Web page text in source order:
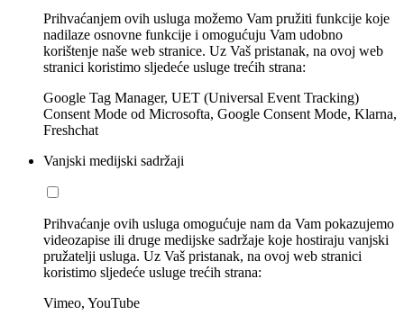
Prihvaćanjem ovih usluga možemo Vam pružiti funkcije koje
nadilaze osnovne funkcije i omogućuju Vam udobno
korištenje naše web stranice. Uz Vaš pristanak, na ovoj web
stranici koristimo sljedeće usluge trećih strana:
Google Tag Manager, UET (Universal Event Tracking)
Consent Mode od Microsofta, Google Consent Mode, Klarna,
Freshchat
Vanjski medijski sadržaji
Prihvaćanje ovih usluga omogućuje nam da Vam pokazujemo
videozapise ili druge medijske sadržaje koje hostiraju vanjski
pružatelji usluga. Uz Vaš pristanak, na ovoj web stranici
koristimo sljedeće usluge trećih strana:
Vimeo, YouTube